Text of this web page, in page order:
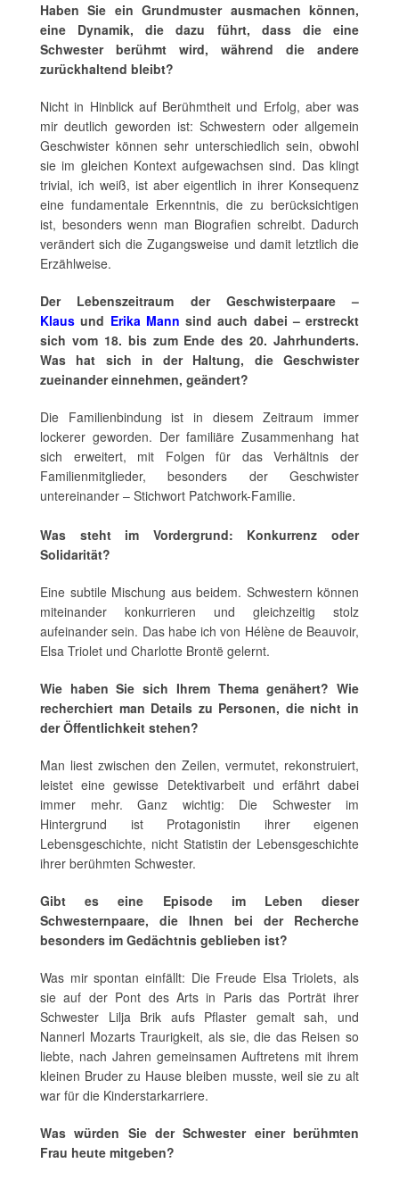
Haben Sie ein Grundmuster ausmachen können,
eine Dynamik, die dazu führt, dass die eine
Schwester berühmt wird, während die andere
zurückhaltend bleibt?
Nicht in Hinblick auf Berühmtheit und Erfolg, aber was
mir deutlich geworden ist: Schwestern oder allgemein
Geschwister können sehr unterschiedlich sein, obwohl
sie im gleichen Kontext aufgewachsen sind. Das klingt
trivial, ich weiß, ist aber eigentlich in ihrer Konsequenz
eine fundamentale Erkenntnis, die zu berücksichtigen
ist, besonders wenn man Biografien schreibt. Dadurch
verändert sich die Zugangsweise und damit letztlich die
Erzählweise.
Der Lebenszeitraum der Geschwisterpaare –
Klaus und Erika Mann sind auch dabei – erstreckt
sich vom 18. bis zum Ende des 20. Jahrhunderts.
Was hat sich in der Haltung, die Geschwister
zueinander einnehmen, geändert?
Die Familienbindung ist in diesem Zeitraum immer
lockerer geworden. Der familiäre Zusammenhang hat
sich erweitert, mit Folgen für das Verhältnis der
Familienmitglieder, besonders der Geschwister
untereinander – Stichwort Patchwork-Familie.
Was steht im Vordergrund: Konkurrenz oder
Solidarität?
Eine subtile Mischung aus beidem. Schwestern können
miteinander konkurrieren und gleichzeitig stolz
aufeinander sein. Das habe ich von Hélène de Beauvoir,
Elsa Triolet und Charlotte Brontë gelernt.
Wie haben Sie sich Ihrem Thema genähert? Wie
recherchiert man Details zu Personen, die nicht in
der Öffentlichkeit stehen?
Man liest zwischen den Zeilen, vermutet, rekonstruiert,
leistet eine gewisse Detektivarbeit und erfährt dabei
immer mehr. Ganz wichtig: Die Schwester im
Hintergrund ist Protagonistin ihrer eigenen
Lebensgeschichte, nicht Statistin der Lebensgeschichte
ihrer berühmten Schwester.
Gibt es eine Episode im Leben dieser
Schwesternpaare, die Ihnen bei der Recherche
besonders im Gedächtnis geblieben ist?
Was mir spontan einfällt: Die Freude Elsa Triolets, als
sie auf der Pont des Arts in Paris das Porträt ihrer
Schwester Lilja Brik aufs Pflaster gemalt sah, und
Nannerl Mozarts Traurigkeit, als sie, die das Reisen so
liebte, nach Jahren gemeinsamen Auftretens mit ihrem
kleinen Bruder zu Hause bleiben musste, weil sie zu alt
war für die Kinderstarkarriere.
Was würden Sie der Schwester einer berühmten
Frau heute mitgeben?